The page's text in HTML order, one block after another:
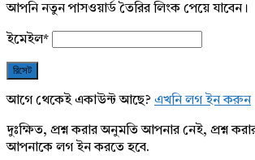
আপনি নতুন পাসওয়ার্ড তৈরির লিংক পেয়ে যাবেন।
ইমেইল*
আগে থেকেই একাউন্ট আছে? এখনি লগ ইন করুন
দুঃক্ষিত, প্রশ্ন করার অনুমতি আপনার নেই, প্রশ্ন
আপনাকে লগ ইন করতে হবে.